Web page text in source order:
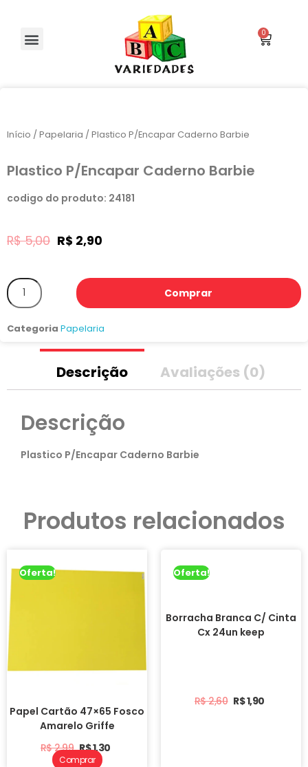
Início / Papelaria / Plastico P/Encapar Caderno Barbie
Plastico P/Encapar Caderno Barbie
codigo do produto: 24181
R$5,00 R$ 2,90
Comprar
Categoria Papelaria
Descrição Avaliações (0)
Descrição
Plastico P/Encapar Caderno Barbie
Produtos relacionados
Oferta!
Papel Cartão 47×65 Fosco
Amarelo Griffe
R$2,99 R$1,30
Oferta!
Borracha Branca C/ Cinta
Cx 24un keep
R$2,60 R$1,90
Comprar